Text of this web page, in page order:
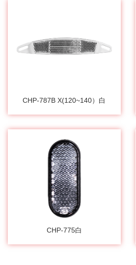
CHP-787B X(120~140）白
CHP-775白